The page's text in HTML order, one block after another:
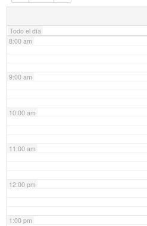
Todo el día
7:00 am
8:00 am
9:00 am
10:00 am
11:00 am
12:00 pm
1:00 pm